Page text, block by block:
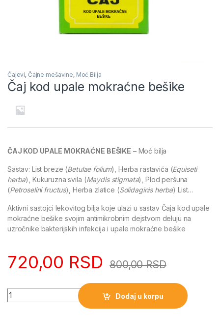
Čajevi, Čajne mešavine, Moć Bilja
Čaj kod upale mokraćne bešike
ČAJ KOD UPALE MOKRAĆNE BEŠIKE – Moć bilja
Sastav: List breze (Betulae folium), Herba rastavića (Equiseti
herba), Kukuruzna svila (Maydis stigmata), Plod peršuna
(Petroselini fructus), Herba zlatice (Solidaginis herba) List…
Aktivni sastojci lekovitog bilja koje ulazi u sastav Čaja kod upale
mokraćne bešike svojim antimikrobnim dejstvom deluju na
uzročnike bakterijskih infekcija i upale mokraćne bešike
720,00 RSD 800,00RSD
Quantity
Dodaj u korpu